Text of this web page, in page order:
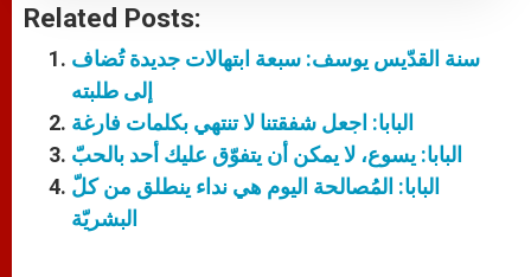
Related Posts:
سنة القدّيس يوسف: سبعة ابتهالات جديدة تُضاف
إلى طلبته
البابا: اجعل شفقتنا لا تنتهي بكلمات فارغة
البابا: يسوع، لا يمكن أن يتفوّق عليك أحد بالحبّ
البابا: المُصالحة اليوم هي نداء ينطلق من كلّ
البشريّة